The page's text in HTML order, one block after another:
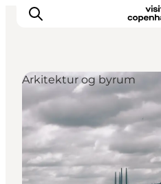
This is Copenhagen
Aktiviteter
Spis & drik
Områder
Arkitektur og byrum